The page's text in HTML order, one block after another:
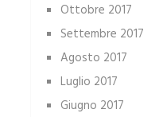
Ottobre 2017
Settembre 2017
Agosto 2017
Luglio 2017
Giugno 2017